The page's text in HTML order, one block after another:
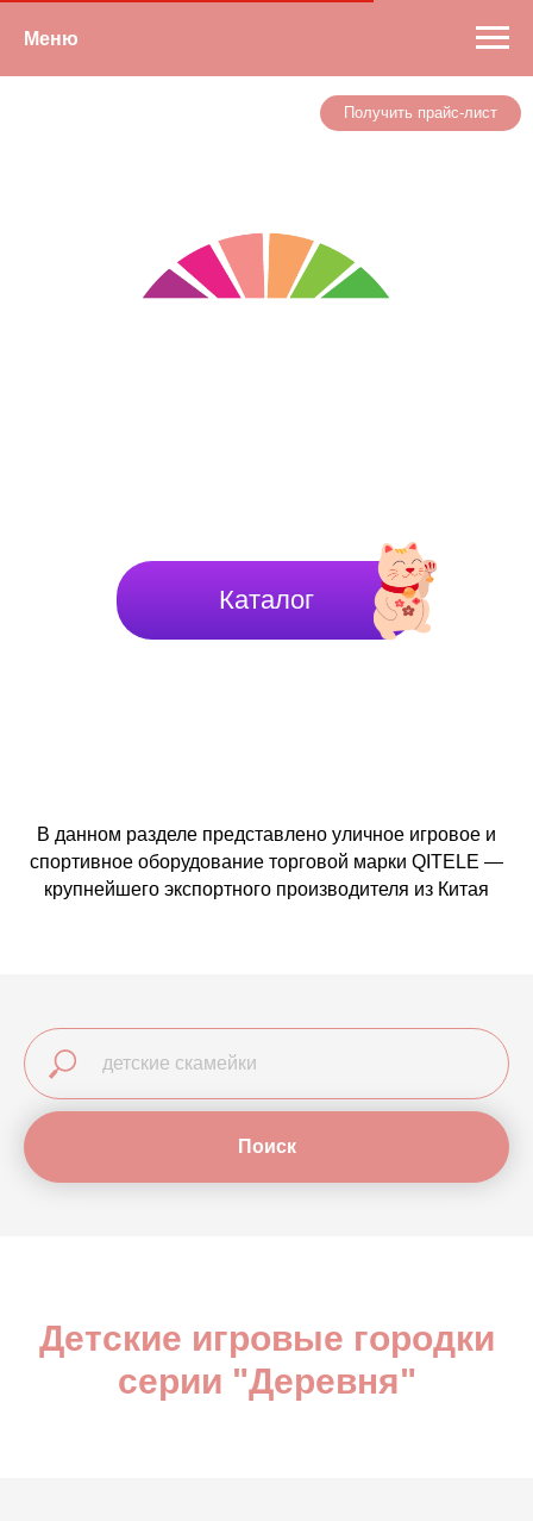
Меню
Получить прайс-лист
Каталог
В данном разделе представлено уличное игровое и
спортивное оборудование торговой марки QITELE —
крупнейшего экспортного производителя из Китая
Поиск
Детские игровые городки
серии "Деревня"